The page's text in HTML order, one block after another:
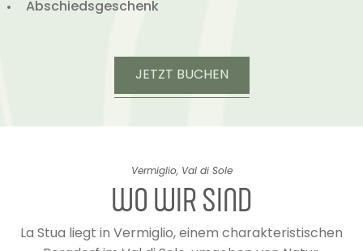
Abschiedsgeschenk
JETZT BUCHEN
Vermiglio, Val di Sole
WO WIR SIND
La Stua liegt in Vermiglio, einem charakteristischen